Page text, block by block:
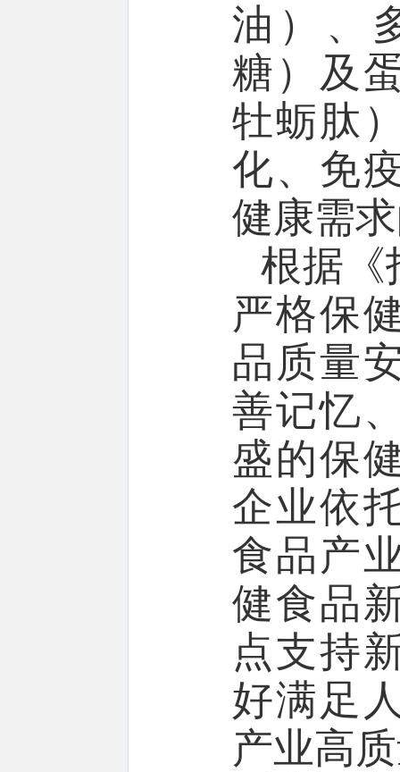
油）、
糖）及
牡蛎肽
化、免
健康需
根据《
严格保
品质量
善记忆
盛的保
企业依
食品产
健食品
点支持
好满足
产业高